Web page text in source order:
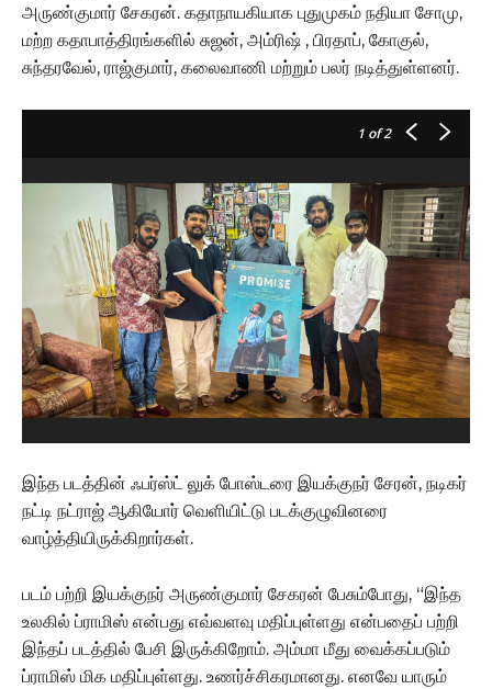
அருண்குமார் சேகரன். கதாநாயகியாக புதுமுகம் நதியா சோமு,
மற்ற கதாபாத்திரங்களில் சுஜன், அம்ரிஷ் , பிரதாப், கோகுல்,
சுந்தரவேல், ராஜ்குமார், கலைவாணி மற்றும் பலர் நடித்துள்ளனர்.
1 of 2
இந்த படத்தின் ஃபர்ஸ்ட் லுக் போஸ்டரை இயக்குநர் சேரன், நடிகர்
நட்டி நட்ராஜ் ஆகியோர் வெளியிட்டு படக்குழுவினரை
வாழ்த்தியிருக்கிறார்கள்.
படம் பற்றி இயக்குநர் அருண்குமார் சேகரன் பேசும்போது, “இந்த
உலகில் ப்ராமிஸ் என்பது எவ்வளவு மதிப்புள்ளது என்பதைப் பற்றி
இந்தப் படத்தில் பேசி இருக்கிறோம். அம்மா மீது வைக்கப்படும்
ப்ராமிஸ் மிக மதிப்புள்ளது. உணர்ச்சிகரமானது. எனவே யாரும்